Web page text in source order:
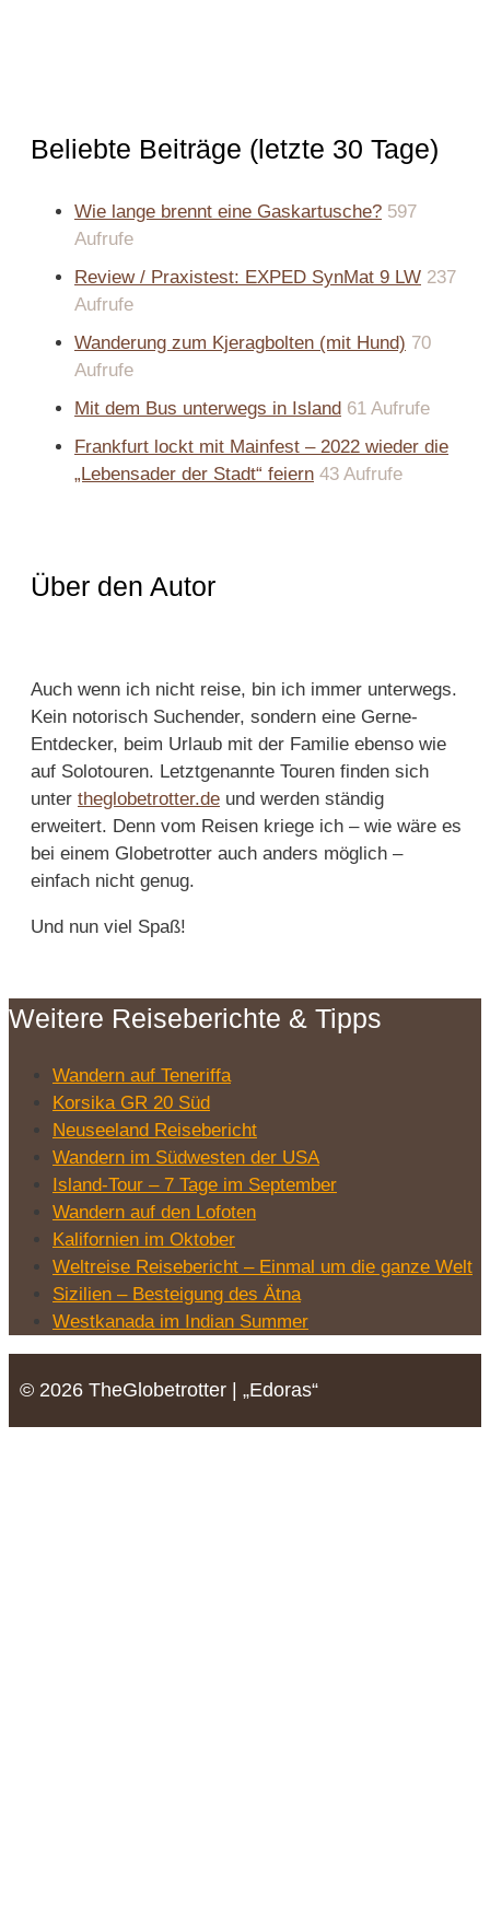
Beliebte Beiträge (letzte 30 Tage)
Wie lange brennt eine Gaskartusche? 597
Aufrufe
Review / Praxistest: EXPED SynMat 9 LW 237
Aufrufe
Wanderung zum Kjeragbolten (mit Hund) 70
Aufrufe
Mit dem Bus unterwegs in Island 61 Aufrufe
Frankfurt lockt mit Mainfest – 2022 wieder die
„Lebensader der Stadt“ feiern 43 Aufrufe
Über den Autor
Auch wenn ich nicht reise, bin ich immer unterwegs.
Kein notorisch Suchender, sondern eine Gerne-
Entdecker, beim Urlaub mit der Familie ebenso wie
auf Solotouren. Letztgenannte Touren finden sich
unter theglobetrotter.de und werden ständig
erweitert. Denn vom Reisen kriege ich – wie wäre es
bei einem Globetrotter auch anders möglich –
einfach nicht genug.
Und nun viel Spaß!
Weitere Reiseberichte & Tipps
Wandern auf Teneriffa
Korsika GR 20 Süd
Neuseeland Reisebericht
Wandern im Südwesten der USA
Island-Tour – 7 Tage im September
Wandern auf den Lofoten
Kalifornien im Oktober
Weltreise Reisebericht – Einmal um die ganze Welt
Sizilien – Besteigung des Ätna
Westkanada im Indian Summer
© 2026 TheGlobetrotter | „Edoras“